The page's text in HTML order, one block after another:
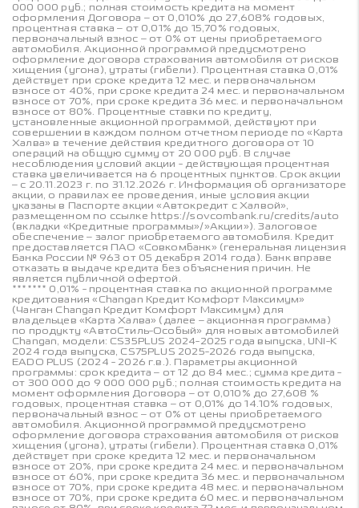
000 000 руб.; полная стоимость кредита на момент
оформления Договора – от 0,010% до 27,608% годовых,
процентная ставка – от 0,01% до 15,70% годовых,
первоначальный взнос – от 0% от цены приобретаемого
автомобиля. Акционной программой предусмотрено
оформление договора страхования автомобиля от рисков
хищения (угона), утраты (гибели). Процентная ставка 0,01%
действует при сроке кредита 12 мес. и первоначальном
взносе от 40%, при сроке кредита 24 мес. и первоначальном
взносе от 70%, при сроке кредита 36 мес. и первоначальном
взносе от 80%. Процентные ставки по кредиту,
установленные акционной программой, действуют при
совершении в каждом полном отчетном периоде по «Карта
Халва» в течение действия кредитного договора от 10
операций на общую сумму от 20 000 руб. В случае
несоблюдения условий акции - действующая процентная
ставка увеличивается на 6 процентных пунктов. Срок акции
– с 20.11.2023 г. по 31.12.2026 г. Информация об организаторе
акции, о правилах ее проведения, иные условия акции
указаны в Паспорте акции «Автокредит с Халвой»,
размещенном по ссылке https://sovcombank.ru/credits/auto
(вкладки «Кредитные программы»/»Акции»). Залоговое
обеспечение – залог приобретаемого автомобиля. Кредит
предоставляется ПАО «Совкомбанк» (генеральная лицензия
Банка России № 963 от 05 декабря 2014 года). Банк вправе
отказать в выдаче кредита без объяснения причин. Не
является публичной офертой.
******* 0,01% - процентная ставка по акционной программе
кредитования «Changan Кредит Комфорт Максимум»
(Чанган Changan Кредит Комфорт Максимум) для
владельцев «Карта Халва» (далее – акционная программа)
по продукту «АвтоСтиль-Особый» для новых автомобилей
Changan, модели: CS35PLUS 2024-2025 года выпуска, UNI-K
2024 года выпуска, CS75PLUS 2025-2026 года выпуска,
EADO PLUS (2024 - 2026 г.в.). Параметры акционной
программы: срок кредита – от 12 до 84 мес.; сумма кредита -
от 300 000 до 9 000 000 руб.; полная стоимость кредита на
момент оформления Договора – от 0,010% до 27,608 %
годовых, процентная ставка – от 0,01% до 14.10% годовых,
первоначальный взнос – от 0% от цены приобретаемого
автомобиля. Акционной программой предусмотрено
оформление договора страхования автомобиля от рисков
хищения (угона), утраты (гибели). Процентная ставка 0,01%
действует при сроке кредита 12 мес. и первоначальном
взносе от 20%, при сроке кредита 24 мес. и первоначальном
взносе от 60%, при сроке кредита 36 мес. и первоначальном
взносе от 70%, при сроке кредита 48 мес. и первоначальном
взносе от 70%, при сроке кредита 60 мес. и первоначальном